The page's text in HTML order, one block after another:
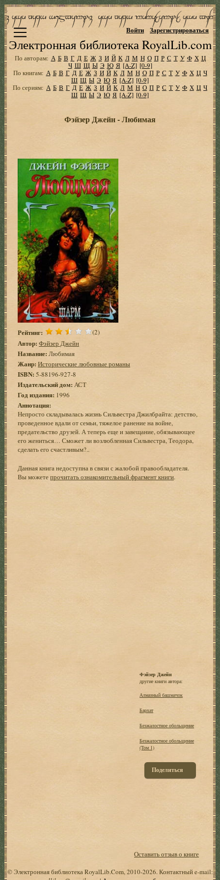
Электронная библиотека RoyalLib.com
Войти Зарегистрироваться
По авторам: А Б В Г Д Е Ж З И Й К Л М Н О П Р С Т У Ф Х Ц
Ч Ш Щ Ы Э Ю Я [A-Z] [0-9]
По книгам: А Б В Г Д Е Ж З И Й К Л М Н О П Р С Т У Ф Х Ц Ч
Ш Щ Ы Э Ю Я [A-Z] [0-9]
По сериям: А Б В Г Д Е Ж З И Й К Л М Н О П Р С Т У Ф Х Ц Ч
Ш Щ Ы Э Ю Я [A-Z] [0-9]
Фэйзер Джейн - Любимая
Рейтинг: (2)
Автор: Фэйзер Джейн
Название: Любимая
Жанр: Исторические любовные романы
ISBN:5-88196-927-8
Издательский дом: АСТ
Год издания: 1996
Аннотация:
Непросто складывалась жизнь Сильвестра Джилбрайта: детство,
проведенное вдали от семьи, тяжелое ранение на войне,
предательство друзей. А теперь еще и завещание, обязывающее
его жениться… Сможет ли возлюбленная Сильвестра, Теодора,
сделать его счастливым?..
Данная книга недоступна в связи с жалобой правообладателя.
Вы можетепрочитать ознакомительный фрагмент книги.
Фэйзер Джейн
другие книги автора:
Алмазный башмачок
Бархат
Безжалостное обольщение
Безжалостное обольщение
(Том 1)
Поделиться
Оставить отзыв о книге
© Электронная библиотека RoyalLib.Com, 2010-2026. Контактный e-mail: